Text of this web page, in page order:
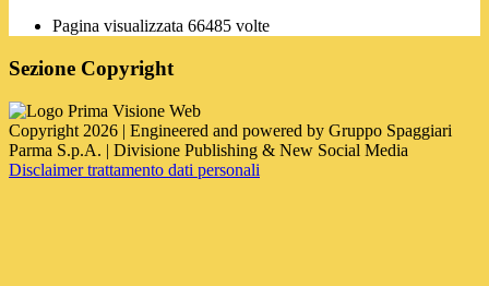
Pagina visualizzata 66485 volte
Sezione Copyright
Copyright 2026 | Engineered and powered by Gruppo Spaggiari
Parma S.p.A. | Divisione Publishing & New Social Media
Disclaimer trattamento dati personali